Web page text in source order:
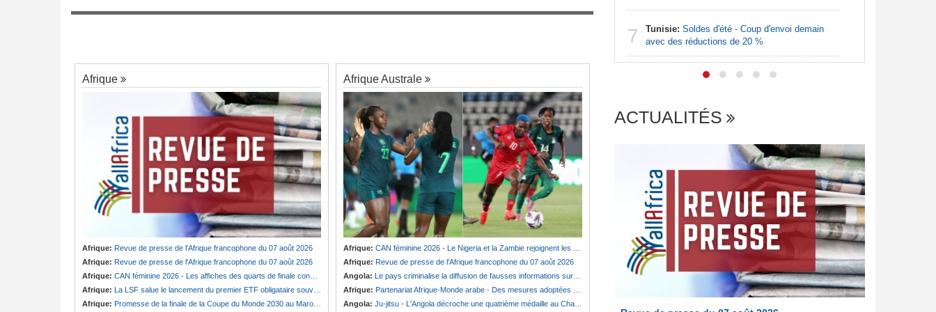
Afrique
Afrique: Revue de presse de l'Afrique francophone du 07 août 2026
Afrique: Revue de presse de l'Afrique francophone du 07 août 2026
Afrique: CAN féminine 2026 - Les affiches des quarts de finale connues
Afrique: La LSF salue le lancement du premier ETF obligataire souverain africain (USD) disponible en Europe
Afrique: Promesse de la finale de la Coupe du Monde 2030 au Maroc - Infantino marquera-t-il le but de son maintien ?
Afrique Australe
Afrique: CAN féminine 2026 - Le Nigeria et la Zambie rejoignent les quarts de finale
Afrique: Revue de presse de l'Afrique francophone du 07 août 2026
Angola: Le pays criminalise la diffusion de fausses informations sur Internet
Afrique: Partenariat Afrique-Monde arabe - Des mesures adoptées pour relancer la coopération
Angola: Ju-jitsu - L'Angola décroche une quatrième médaille au Championnat du monde
Cameroun:Ngobo olive, le nom qui ressurgit
7
premier Sénat de l'ère bicamérale
7 Tunisie: Soldes d'été - Coup d'envoi demain
avec des réductions de 20 %
ACTUALITÉS